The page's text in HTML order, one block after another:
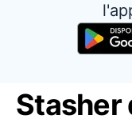
Stasher